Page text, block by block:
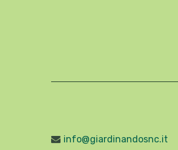
info@giardinandosnc.it